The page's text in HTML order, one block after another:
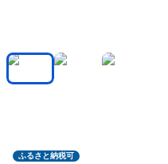
ふるさと納税可